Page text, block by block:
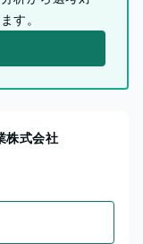
す。
株式会社